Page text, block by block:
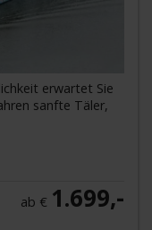
erwartet Sie
sanfte Täler,
ab € 1.699,-